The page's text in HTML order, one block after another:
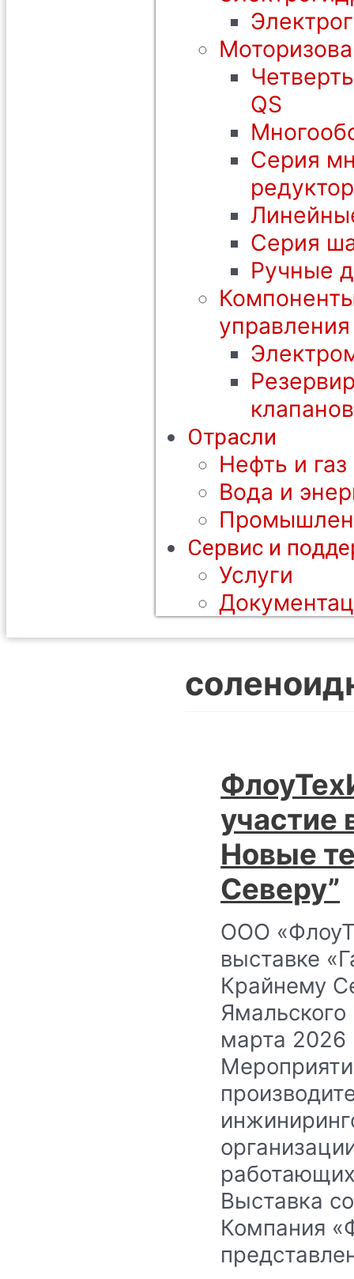
QS
Серия
Серия
Ручные
клапанов
Отрасли
Нефть и газ
Вода и
Сервис и
Услуги
участие
Новые
Северу”
ООО
выставке
Крайнему
Ямальского
марта 2026
Выставка
Компания